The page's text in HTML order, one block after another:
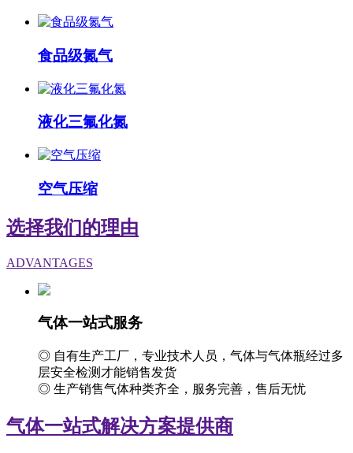
食品级氮气
液化三氟化氮
空气压缩
选择我们的理由
ADVANTAGES
气体一站式服务
◎ 自有生产工厂，专业技术人员，气体与气体瓶经过多
层安全检测才能销售发货
◎ 生产销售气体种类齐全，服务完善，售后无忧
气体一站式解决方案提供商